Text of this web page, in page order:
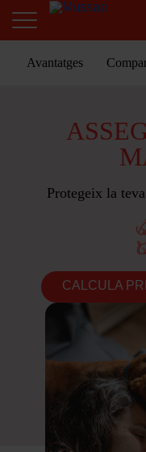
Avantatges
Protegeix la
CALCULA